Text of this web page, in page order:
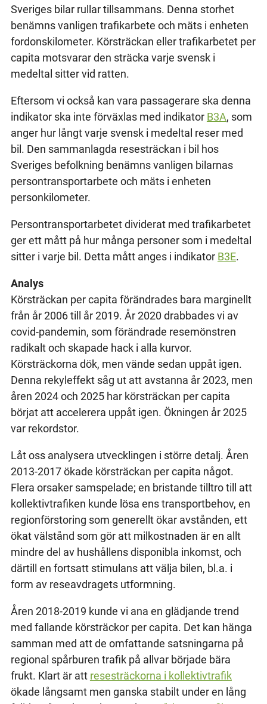
Sveriges bilar rullar tillsammans. Denna storhet
benämns vanligen trafikarbete och mäts i enheten
fordonskilometer. Körsträckan eller trafikarbetet per
capita motsvarar den sträcka varje svensk i
medeltal sitter vid ratten.
Eftersom vi också kan vara passagerare ska denna
indikator ska inte förväxlas med indikator B3A, som
anger hur långt varje svensk i medeltal reser med
bil. Den sammanlagda resesträckan i bil hos
Sveriges befolkning benämns vanligen bilarnas
persontransportarbete och mäts i enheten
personkilometer.
Persontransportarbetet dividerat med trafikarbetet
ger ett mått på hur många personer som i medeltal
sitter i varje bil. Detta mått anges i indikator B3E.
Analys
Körsträckan per capita förändrades bara marginellt
från år 2006 till år 2019. År 2020 drabbades vi av
covid-pandemin, som förändrade resemönstren
radikalt och skapade hack i alla kurvor.
Körsträckorna dök, men vände sedan uppåt igen.
Denna rekyleffekt såg ut att avstanna år 2023, men
åren 2024 och 2025 har körsträckan per capita
börjat att accelerera uppåt igen. Ökningen år 2025
var rekordstor.
Låt oss analysera utvecklingen i större detalj. Åren
2013-2017 ökade körsträckan per capita något.
Flera orsaker samspelade; en bristande tilltro till att
kollektivtrafiken kunde lösa ens transportbehov, en
regionförstoring som generellt ökar avstånden, ett
ökat välstånd som gör att milkostnaden är en allt
mindre del av hushållens disponibla inkomst, och
därtill en fortsatt stimulans att välja bilen, bl.a. i
form av reseavdragets utformning.
Åren 2018-2019 kunde vi ana en glädjande trend
med fallande körsträckor per capita. Det kan hänga
samman med att de omfattande satsningarna på
regional spårburen trafik på allvar började bära
frukt. Klart är att resesträckorna i kollektivtrafik
ökade långsamt men ganska stabilt under en lång